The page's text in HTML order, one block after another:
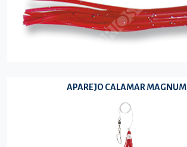
APAREJO CALAMAR MAGNUM